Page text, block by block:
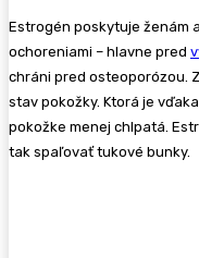
Estrogén poskytuje ženám
ochoreniami – hlavne pred
chráni pred osteoporózou.
stav pokožky. Ktorá je
pokožke menej chlpatá.
tak spaľovať tukové bunky.